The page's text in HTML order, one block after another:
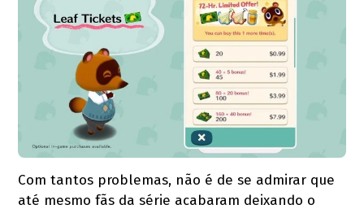
Com tantos problemas, não é de se admirar que
até mesmo fãs da série acabaram deixando o